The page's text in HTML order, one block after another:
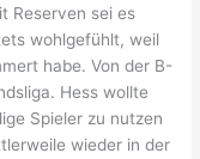
Reserven sei es
wohlgefühlt, weil
habe. Von der B-
Hess wollte
Spieler zu nutzen
wieder in der